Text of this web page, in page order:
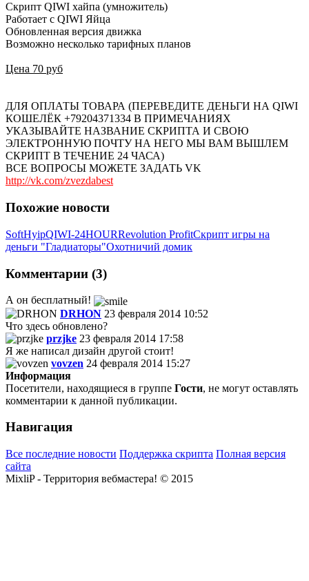
Скрипт QIWI хайпа (умножитель)
Работает с QIWI Яйца
Обновленная версия движка
Возможно несколько тарифных планов
Цена 70 руб
ДЛЯ ОПЛАТЫ ТОВАРА (ПЕРЕВЕДИТЕ ДЕНЬГИ НА QIWI
КОШЕЛЁК +79204371334 В ПРИМЕЧАНИЯХ
УКАЗЫВАЙТЕ НАЗВАНИЕ СКРИПТА И СВОЮ
ЭЛЕКТРОННУЮ ПОЧТУ НА НЕГО МЫ ВАМ ВЫШЛЕМ
СКРИПТ В ТЕЧЕНИЕ 24 ЧАСА)
ВСЕ ВОПРОСЫ МОЖЕТЕ ЗАДАТЬ VK
http://vk.com/zvezdabest
Похожие новости
SoftHyipQIWI-24HOURRevolution ProfitСкрипт игры на
деньги "Гладиаторы"Охотничий домик
Комментарии (3)
А он бесплатный!
DRHON 23 февраля 2014 10:52
Что здесь обновлено?
przjke 23 февраля 2014 17:58
Я же написал дизайн другой стоит!
vovzen 24 февраля 2014 15:27
Информация
Посетители, находящиеся в группе Гости, не могут оставлять
комментарии к данной публикации.
Навигация
Все последние новости Поддержка скрипта Полная версия
сайта
MixliP - Территория вебмастера! © 2015